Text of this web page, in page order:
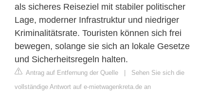
als sicheres Reiseziel mit stabiler politischer
Lage, moderner Infrastruktur und niedriger
Kriminalitätsrate. Touristen können sich frei
bewegen, solange sie sich an lokale Gesetze
und Sicherheitsregeln halten.
Antrag auf Entfernung der Quelle
Sehen Sie sich die
vollständige Antwort auf e-mietwagenkreta.de an